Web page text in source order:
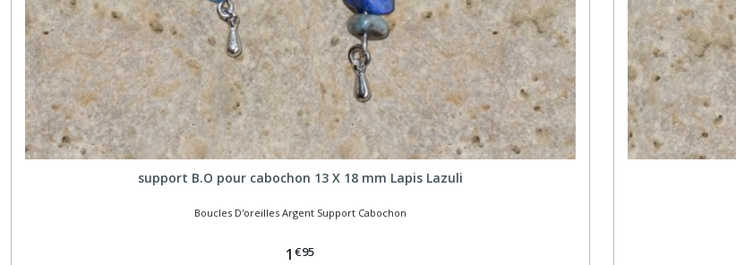
support B.O pour cabochon 13 X 18 mm Lapis Lazuli
Boucles D'oreilles Argent Support Cabochon
1 €95